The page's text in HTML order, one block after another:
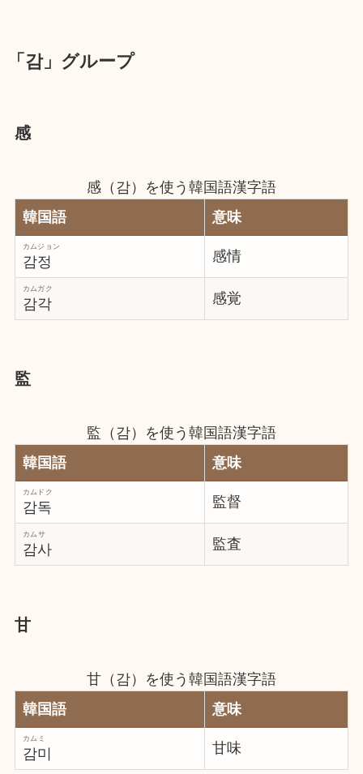
「감」グループ
感
感（감）を使う韓国語漢字語
韓国語
意味
감정
カムジョン
感情
감각
カムガク
感覚
監
監（감）を使う韓国語漢字語
韓国語
意味
감독
カムドク
監督
감사
カムサ
監査
甘
甘（감）を使う韓国語漢字語
韓国語
意味
감미
カムミ
甘味